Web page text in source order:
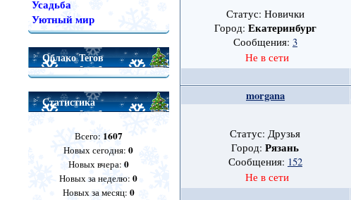
Усадьба
Уютный мир
Облако Тегов
Статистика
Всего: 1607
Новых сегодня:0
Новых вчера: 0
Новых за неделю:0
Новых за месяц: 0
Статус: Новички
Город: Екатеринбург
Сообщения: 3
Не в сети
morgana
Статус: Друзья
Город:Рязань
Сообщения: 152
Не в сети